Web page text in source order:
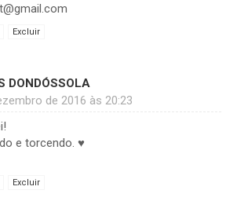
Excluir
DONDÓSSOLA
de 2016 às 20:23
e torcendo. ♥
Excluir